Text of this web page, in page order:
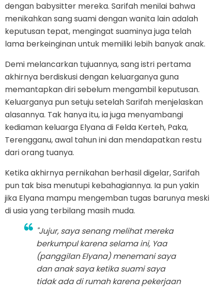
dengan babysitter mereka. Sarifah menilai bahwa
menikahkan sang suami dengan wanita lain adalah
keputusan tepat, mengingat suaminya juga telah
lama berkeinginan untuk memiliki lebih banyak anak.
Demi melancarkan tujuannya, sang istri pertama
akhirnya berdiskusi dengan keluarganya guna
memantapkan diri sebelum mengambil keputusan.
Keluarganya pun setuju setelah Sarifah menjelaskan
alasannya. Tak hanya itu, ia juga menyambangi
kediaman keluarga Elyana di Felda Kerteh, Paka,
Terengganu, awal tahun ini dan mendapatkan restu
dari orang tuanya.
Ketika akhirnya pernikahan berhasil digelar, Sarifah
pun tak bisa menutupi kebahagiannya. Ia pun yakin
jika Elyana mampu mengemban tugas barunya meski
di usia yang terbilang masih muda.
"Jujur, saya senang melihat mereka
berkumpul karena selama ini, Yaa
(panggilan Elyana) menemani saya
dan anak saya ketika suami saya
tidak ada di rumah karena pekerjaan